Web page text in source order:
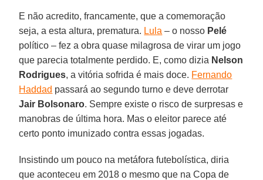
E não acredito, francamente, que a comemoração
seja, a esta altura, prematura. Lula – o nosso Pelé
político – fez a obra quase milagrosa de virar um jogo
que parecia totalmente perdido. E, como dizia Nelson
Rodrigues, a vitória sofrida é mais doce. Fernando
Haddad passará ao segundo turno e deve derrotar
Jair Bolsonaro. Sempre existe o risco de surpresas e
manobras de última hora. Mas o eleitor parece até
certo ponto imunizado contra essas jogadas.
Insistindo um pouco na metáfora futebolística, diria
que aconteceu em 2018 o mesmo que na Copa de